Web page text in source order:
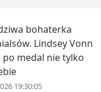
bohaterka
Lindsey Vonn
po medal nie tylko
19:30:05